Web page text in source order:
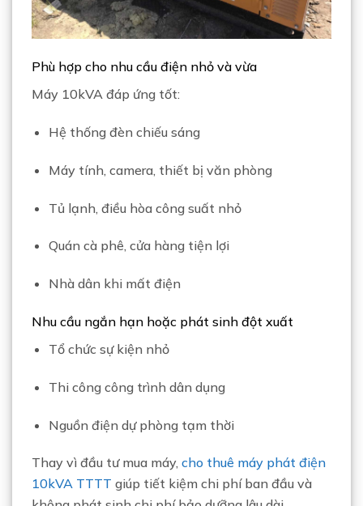
Phù hợp cho nhu cầu điện nhỏ và vừa
Máy 10kVA đáp ứng tốt:
Hệ thống đèn chiếu sáng
Máy tính, camera, thiết bị văn phòng
Tủ lạnh, điều hòa công suất nhỏ
Quán cà phê, cửa hàng tiện lợi
Nhà dân khi mất điện
Nhu cầu ngắn hạn hoặc phát sinh đột xuất
Tổ chức sự kiện nhỏ
Thi công công trình dân dụng
Nguồn điện dự phòng tạm thời
Thay vì đầu tư mua máy, cho thuê máy phát điện
10kVA TTTT giúp tiết kiệm chi phí ban đầu và